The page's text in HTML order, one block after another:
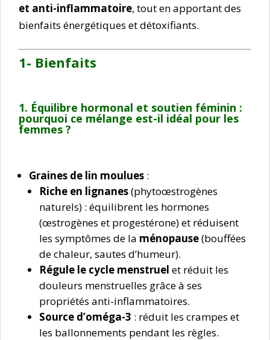
et anti-inflammatoire, tout en apportant des
bienfaits énergétiques et détoxifiants.
1- Bienfaits
1. Équilibre hormonal et soutien féminin :
pourquoi ce mélange est-il idéal pour les
femmes ?
Graines de lin moulues :
Riche en lignanes(phytoœstrogènes
naturels) : équilibrent les hormones
(œstrogènes et progestérone) et réduisent
les symptômes de la ménopause(bouffées
de chaleur, sautes d’humeur).
Régule le cycle menstruel et réduit les
douleurs menstruelles grâce à ses
propriétés anti-inflammatoires.
Source d’oméga-3 : réduit les crampes et
les ballonnements pendant les règles.